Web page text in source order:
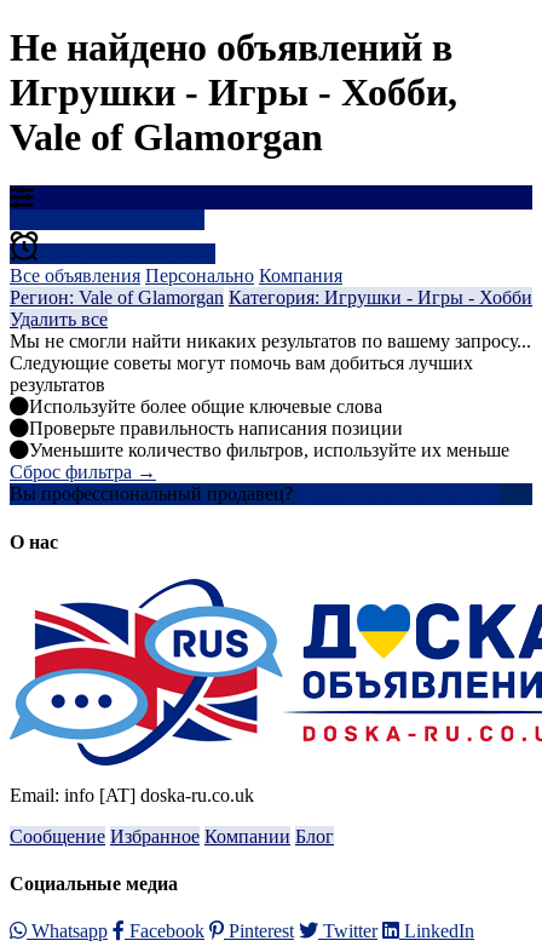
Не найдено объявлений в
Игрушки - Игры - Хобби,
Vale of Glamorgan
Все объявления Персонально Компания
Регион: Vale of Glamorgan Категория: Игрушки - Игры - Хобби
Удалить все
Мы не смогли найти никаких результатов по вашему запросу...
Следующие советы могут помочь вам добиться лучших
результатов
Используйте более общие ключевые слова
Проверьте правильность написания позиции
Уменьшите количество фильтров, используйте их меньше
Сброс фильтра →
Вы профессиональный продавец?
О нас
Email: info [AT] doska-ru.co.uk
Сообщение Избранное Компании Блог
Социальные медиа
Whatsapp Facebook Pinterest Twitter LinkedIn